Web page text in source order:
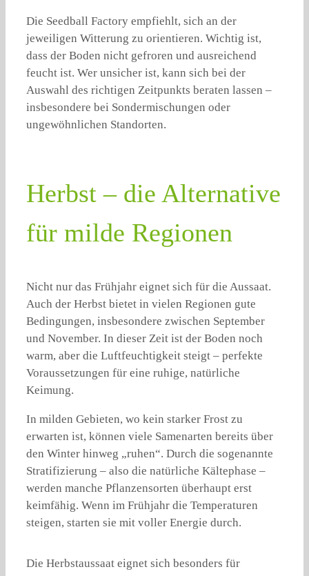
Die Seedball Factory empfiehlt, sich an der
jeweiligen Witterung zu orientieren. Wichtig ist,
dass der Boden nicht gefroren und ausreichend
feucht ist. Wer unsicher ist, kann sich bei der
Auswahl des richtigen Zeitpunkts beraten lassen –
insbesondere bei Sondermischungen oder
ungewöhnlichen Standorten.
Herbst – die Alternative
für milde Regionen
Nicht nur das Frühjahr eignet sich für die Aussaat.
Auch der Herbst bietet in vielen Regionen gute
Bedingungen, insbesondere zwischen September
und November. In dieser Zeit ist der Boden noch
warm, aber die Luftfeuchtigkeit steigt – perfekte
Voraussetzungen für eine ruhige, natürliche
Keimung.
In milden Gebieten, wo kein starker Frost zu
erwarten ist, können viele Samenarten bereits über
den Winter hinweg „ruhen“. Durch die sogenannte
Stratifizierung – also die natürliche Kältephase –
werden manche Pflanzensorten überhaupt erst
keimfähig. Wenn im Frühjahr die Temperaturen
steigen, starten sie mit voller Energie durch.
Die Herbstaussaat eignet sich besonders für